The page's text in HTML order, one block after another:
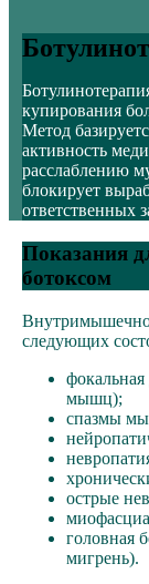
купирования
Метод
активность
расслаблению
блокирует
ответственных
Показания
ботоксом
следующих
мышц);
спазмы
острые
головная
мигрень).